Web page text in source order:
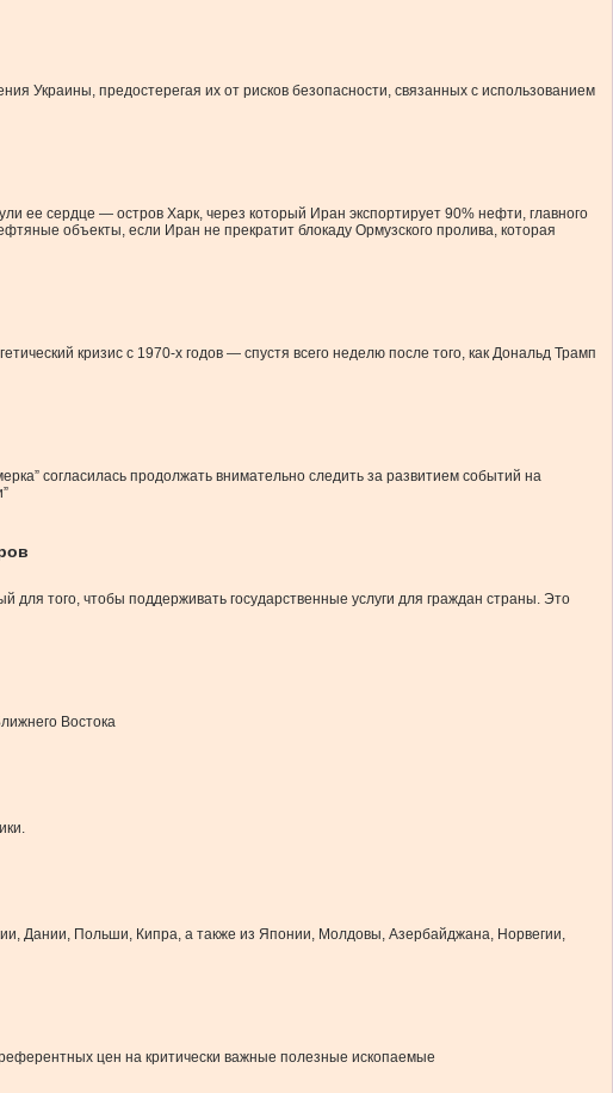
Украины, предостерегая их от рисков безопасности, связанных с использованием
ее сердце — остров Харк, через который Иран экспортирует 90% нефти, главного
объекты, если Иран не прекратит блокаду Ормузского пролива, которая
кризис с 1970-х годов — спустя всего неделю после того, как Дональд Трамп
согласилась продолжать внимательно следить за развитием событий на
того, чтобы поддерживать государственные услуги для граждан страны. Это
Востока
Дании, Польши, Кипра, а также из Японии, Молдовы, Азербайджана, Норвегии,
цен на критически важные полезные ископаемые